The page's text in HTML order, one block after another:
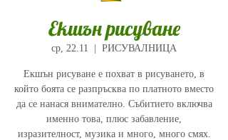
Екшън рисуване
ср, 22.11 РИСУВАЛНИЦА
Екшън рисуване е похват в рисуването, в
който боята се разпръсква по платното вместо
да се нанася внимателно. Събитието включва
именно това, плюс забавление,
изразителност, музика и много, много смях.